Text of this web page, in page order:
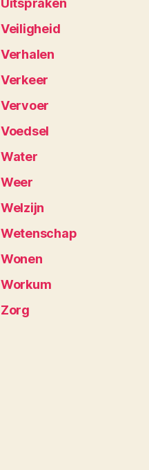
Uitspraken
Veiligheid
Verhalen
Verkeer
Vervoer
Voedsel
Water
Weer
Welzijn
Wetenschap
Wonen
Workum
Zorg